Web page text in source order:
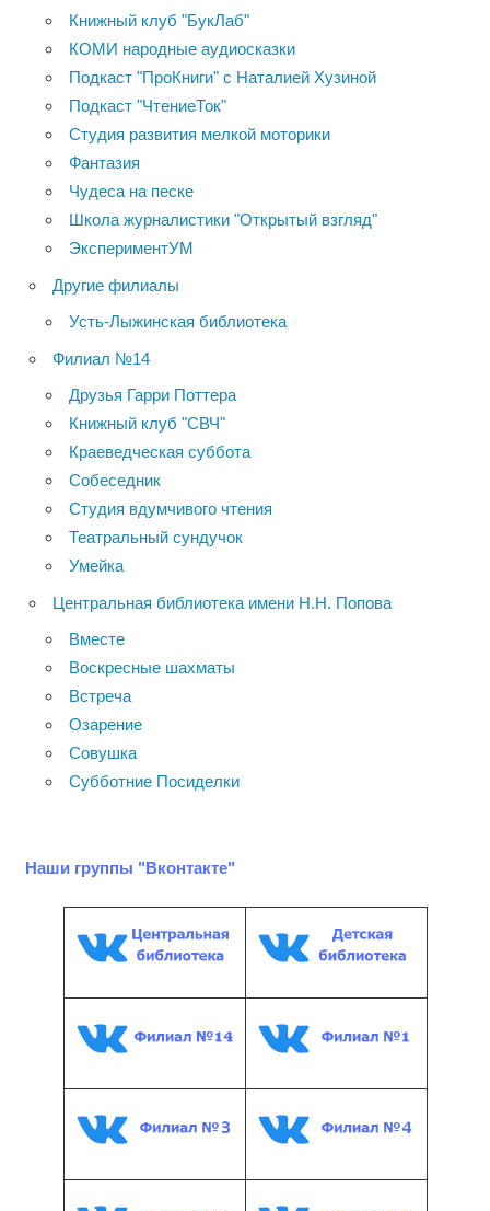
Книжный клуб "БукЛаб"
КОМИ народные аудиосказки
Подкаст "ПроКниги" с Наталией Хузиной
Подкаст "ЧтениеТок"
Студия развития мелкой моторики
Фантазия
Чудеса на песке
Школа журналистики "Открытый взгляд"
ЭкспериментУМ
Другие филиалы
Усть-Лыжинская библиотека
Филиал №14
Друзья Гарри Поттера
Книжный клуб "СВЧ"
Краеведческая суббота
Собеседник
Студия вдумчивого чтения
Театральный сундучок
Умейка
Центральная библиотека имени Н.Н. Попова
Вместе
Воскресные шахматы
Встреча
Озарение
Совушка
Субботние Посиделки
Наши группы "Вконтакте"